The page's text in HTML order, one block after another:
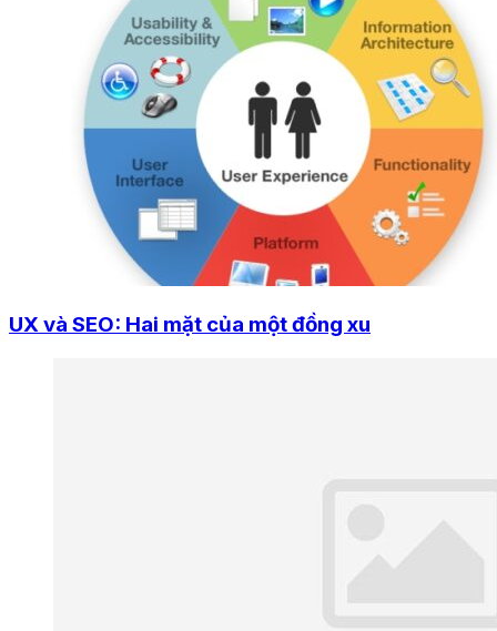
UX và SEO: Hai mặt của một đồng xu